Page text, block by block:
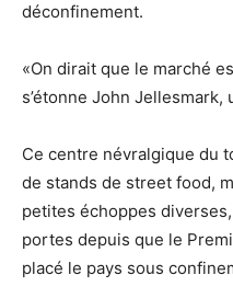
déconfinement.
«On dirait que le marché
s’étonne John
Ce centre névralgique du
de stands de street food,
petites échoppes
portes depuis que le
placé le pays sous